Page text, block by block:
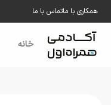
همکاری با ماتماس با ما
خانه